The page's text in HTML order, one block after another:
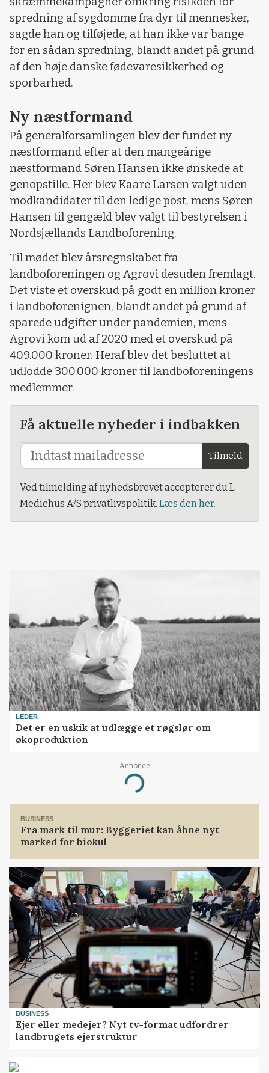
spredning af sygdomme fra dyr til mennesker,
sagde han og tilføjede, at han ikke var bange
for en sådan spredning, blandt andet på grund
af den høje danske fødevaresikkerhed og
sporbarhed.
Ny næstformand
På generalforsamlingen blev der fundet ny
næstformand efter at den mangeårige
næstformand Søren Hansen ikke ønskede at
genopstille. Her blev Kaare Larsen valgt uden
modkandidater til den ledige post, mens Søren
Hansen til gengæld blev valgt til bestyrelsen i
Nordsjællands Landboforening.
Til mødet blev årsregnskabet fra
landboforeningen og Agrovi desuden fremlagt.
Det viste et overskud på godt en million kroner
i landboforenignen, blandt andet på grund af
sparede udgifter under pandemien, mens
Agrovi kom ud af 2020 med et overskud på
409.000 kroner. Heraf blev det besluttet at
udlodde 300.000 kroner til landboforeningens
medlemmer.
Få aktuelle nyheder i indbakken
Tilmeld
Ved tilmelding af nyhedsbrevet accepterer du L-
Mediehus A/S privatlivspolitik. Læs den her.
LEDER
Det er en uskik at udlægge et røgslør om
økoproduktion
Annonce
Loading...
BUSINESS
Fra mark til mur: Byggeriet kan åbne nyt
marked for biokul
BUSINESS
Ejer eller medejer? Nyt tv-format udfordrer
landbrugets ejerstruktur